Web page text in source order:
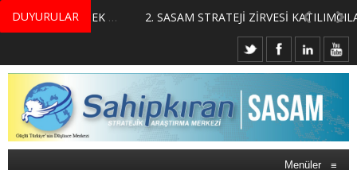
DUYURULAR
MERKEZİMİZ BÜNYESİNDE YETİŞTİRİLMEK ÜZERE GÖNÜLLÜ ÜLKE MASASI UZMANI VE UZMAN ADAYLARI ARIYORUZ 2. SASAM STRATEJİ ZİRVESİ KATILIMCILARI BELLİ OLDU
Menüler ≡